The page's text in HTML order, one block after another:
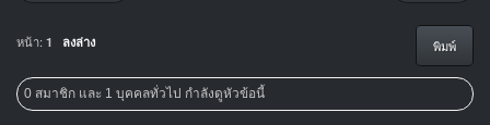
พิมพ์
หน้า: 1 ลงล่าง
0 สมาชิก และ 1 บุคคลทั่วไป กำลังดูหัวข้อนี้